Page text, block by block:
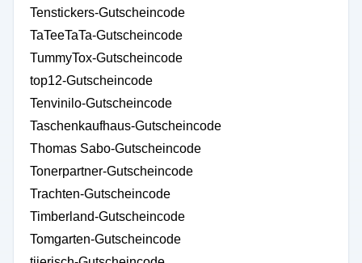
Tenstickers-Gutscheincode
TaTeeTaTa-Gutscheincode
TummyTox-Gutscheincode
top12-Gutscheincode
Tenvinilo-Gutscheincode
Taschenkaufhaus-Gutscheincode
Thomas Sabo-Gutscheincode
Tonerpartner-Gutscheincode
Trachten-Gutscheincode
Timberland-Gutscheincode
Tomgarten-Gutscheincode